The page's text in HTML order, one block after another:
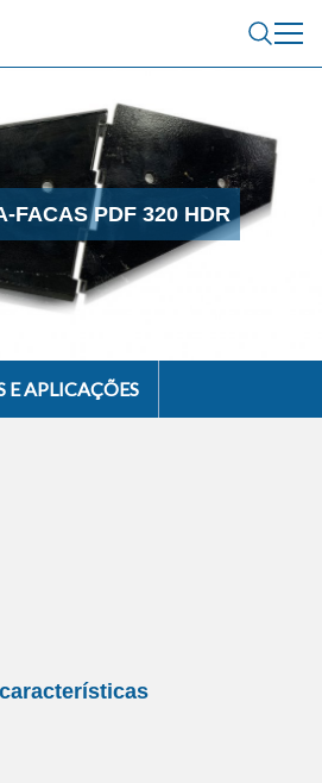
FACAS PDF 320 HDR
E APLICAÇÕES